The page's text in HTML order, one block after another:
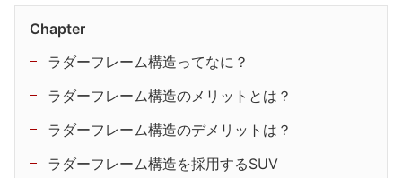
Chapter
ラダーフレーム構造ってなに？
ラダーフレーム構造のメリットとは？
ラダーフレーム構造のデメリットは？
ラダーフレーム構造を採用するSUV